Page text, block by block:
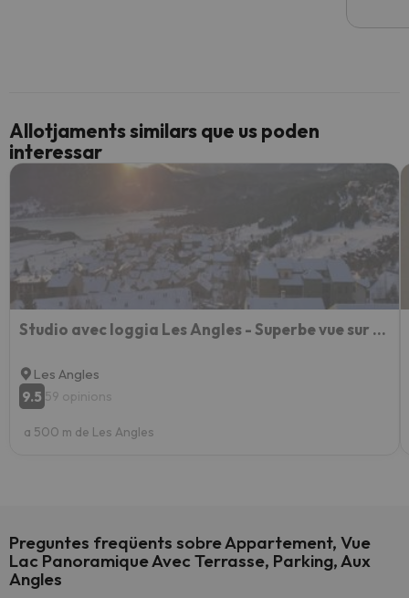
Allotjaments similars que us poden
interessar
Studio avec loggia Les Angles - Superbe vue sur Lac et Montagnes
Les Angles
9.5 59 opinions
a 500 m de Les Angles
Preguntes freqüents sobre Appartement, Vue
Lac Panoramique Avec Terrasse, Parking, Aux
Angles